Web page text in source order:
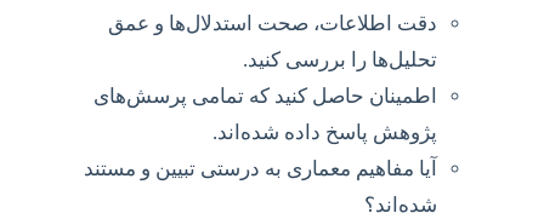
دقت اطلاعات، صحت استدلال‌ها و عمق
تحلیل‌ها را بررسی کنید.
اطمینان حاصل کنید که تمامی پرسش‌های
پژوهش پاسخ داده شده‌اند.
آیا مفاهیم معماری به درستی تبیین و مستند
شده‌اند؟